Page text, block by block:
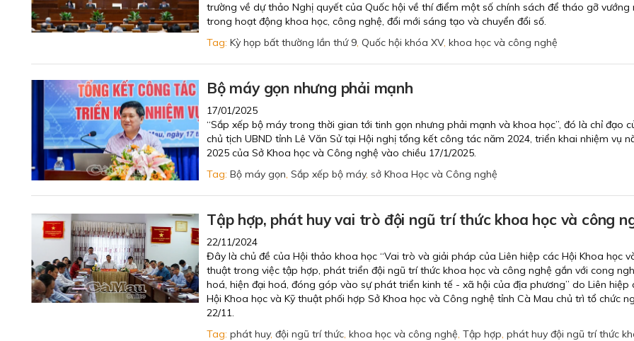
trường về dự thảo Nghị quyết của Quốc hội về thí điểm một số chính sách để tháo gỡ vướng
trong hoạt động khoa học, công nghệ, đổi mới sáng tạo và chuyển đổi số.
Tag: Kỳ họp bất thường lần thứ 9, Quốc hội khóa XV, khoa học và công nghệ
Bộ máy gọn nhưng phải mạnh
17/01/2025
“Sắp xếp bộ máy trong thời gian tới tinh gọn nhưng phải mạnh và khoa học”, đó là chỉ đạo
chủ tịch UBND tỉnh Lê Văn Sử tại Hội nghị tổng kết công tác năm 2024, triển khai nhiệm vụ
2025 của Sở Khoa học và Công nghệ vào chiều 17/1/2025.
Tag: Bộ máy gọn, Sắp xếp bộ máy, sở Khoa Học và Công nghệ
Tập hợp, phát huy vai trò đội ngũ trí thức khoa học và công
22/11/2024
Đây là chủ đề của Hội thảo khoa học “Vai trò và giải pháp của Liên hiệp các Hội Khoa học
thuật trong việc tập hợp, phát triển đội ngũ trí thức khoa học và công nghệ gắn với cong
hoá, hiện đại hoá, đóng góp vào sự phát triển kinh tế - xã hội của địa phương” do Liên hiệp
Hội Khoa học và Kỹ thuật phối hợp Sở Khoa học và Công nghệ tỉnh Cà Mau chủ trì tổ chức
22/11.
Tag: phát huy, đội ngũ trí thức, khoa học và công nghệ, Tập hợp, phát huy đội ngũ trí thức